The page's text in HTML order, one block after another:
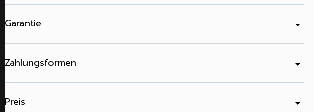
Garantie arrow_drop_down
Zahlungsformen arrow_drop_down
Preis arrow_drop_down